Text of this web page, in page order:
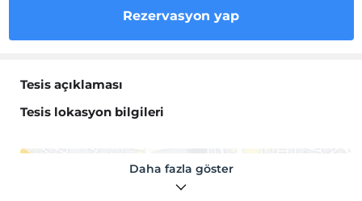
Rezervasyon yap
Tesis açıklaması
Tesis lokasyon bilgileri
Daha fazla göster